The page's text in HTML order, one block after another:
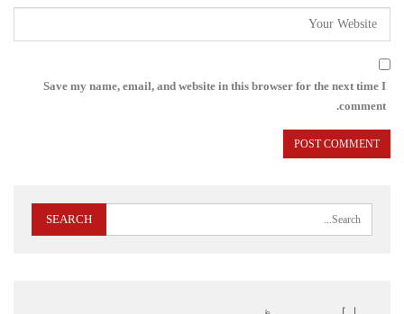
Save my name, email, and website in this browser for the next time I
comment.